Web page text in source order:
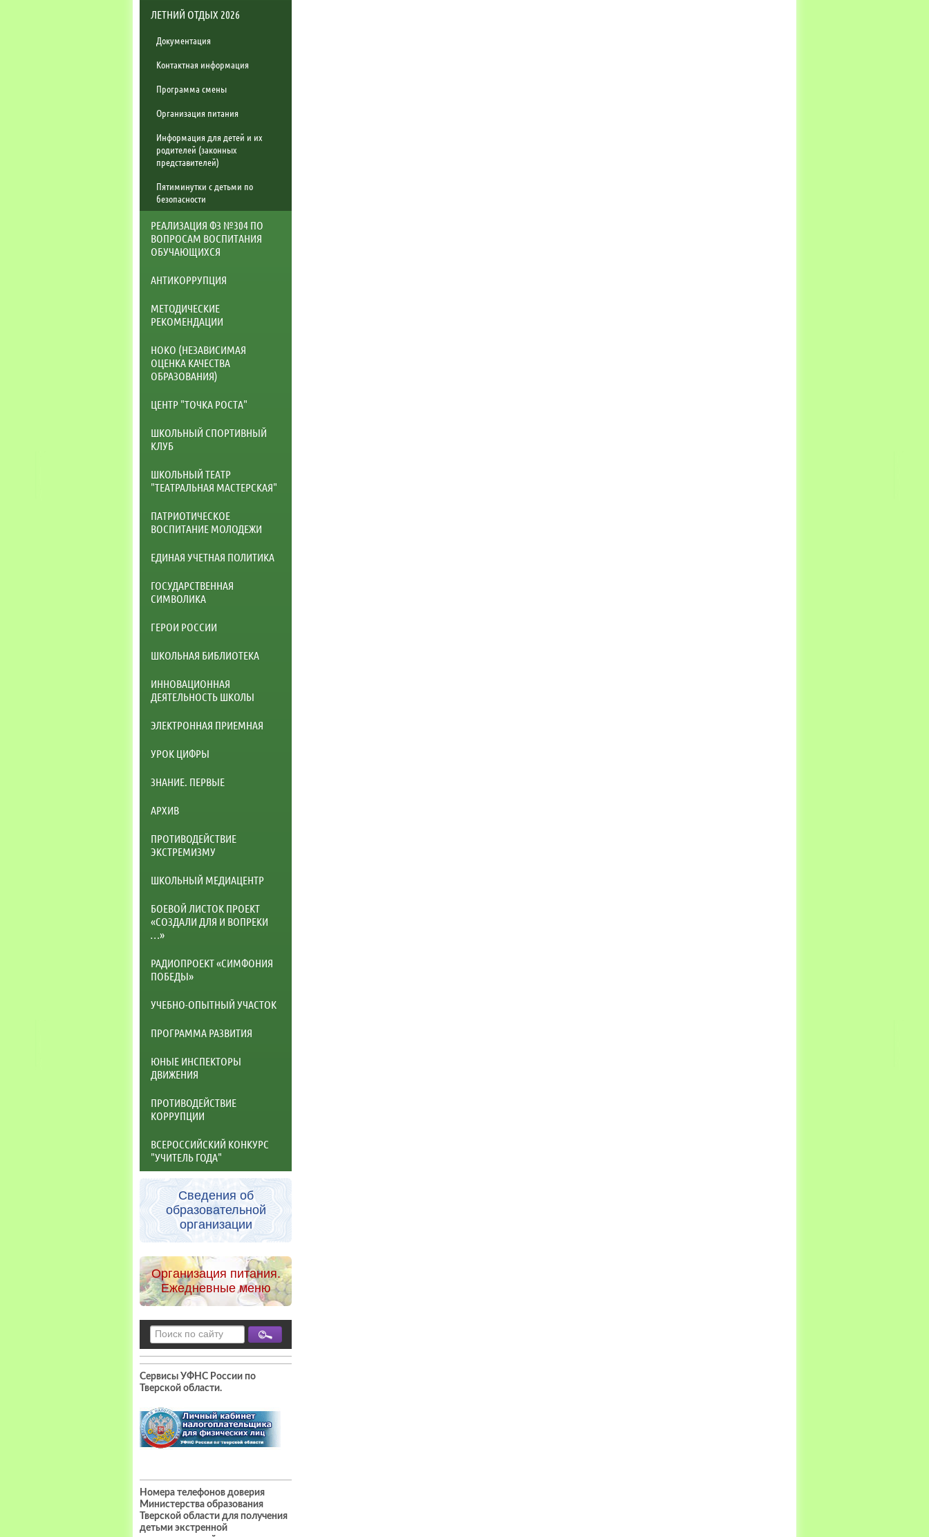
ЛЕТНИЙ ОТДЫХ 2026
Документация
Контактная информация
Программа смены
Организация питания
Информация для детей и их
родителей (законных
представителей)
Пятиминутки с детьми по
безопасности
РЕАЛИЗАЦИЯ ФЗ №304 ПО
ВОПРОСАМ ВОСПИТАНИЯ
ОБУЧАЮЩИХСЯ
АНТИКОРРУПЦИЯ
МЕТОДИЧЕСКИЕ
РЕКОМЕНДАЦИИ
НОКО (НЕЗАВИСИМАЯ
ОЦЕНКА КАЧЕСТВА
ОБРАЗОВАНИЯ)
ЦЕНТР "ТОЧКА РОСТА"
ШКОЛЬНЫЙ СПОРТИВНЫЙ
КЛУБ
ШКОЛЬНЫЙ ТЕАТР
"ТЕАТРАЛЬНАЯ МАСТЕРСКАЯ"
ПАТРИОТИЧЕСКОЕ
ВОСПИТАНИЕ МОЛОДЕЖИ
ЕДИНАЯ УЧЕТНАЯ ПОЛИТИКА
ГОСУДАРСТВЕННАЯ
СИМВОЛИКА
ГЕРОИ РОССИИ
ШКОЛЬНАЯ БИБЛИОТЕКА
ИННОВАЦИОННАЯ
ДЕЯТЕЛЬНОСТЬ ШКОЛЫ
ЭЛЕКТРОННАЯ ПРИЕМНАЯ
УРОК ЦИФРЫ
ЗНАНИЕ. ПЕРВЫЕ
АРХИВ
ПРОТИВОДЕЙСТВИЕ
ЭКСТРЕМИЗМУ
ШКОЛЬНЫЙ МЕДИАЦЕНТР
БОЕВОЙ ЛИСТОК ПРОЕКТ
«СОЗДАЛИ ДЛЯ И ВОПРЕКИ
…»
РАДИОПРОЕКТ «СИМФОНИЯ
ПОБЕДЫ»
УЧЕБНО-ОПЫТНЫЙ УЧАСТОК
ПРОГРАММА РАЗВИТИЯ
ЮНЫЕ ИНСПЕКТОРЫ
ДВИЖЕНИЯ
ПРОТИВОДЕЙСТВИЕ
КОРРУПЦИИ
ВСЕРОССИЙСКИЙ КОНКУРС
"УЧИТЕЛЬ ГОДА"
Сведения об
образовательной
организации
Организация питания.
Ежедневные меню
Сервисы УФНС России по
Тверской области.
Номера телефонов доверия
Министерства образования
Тверской области для получения
детьми экстренной